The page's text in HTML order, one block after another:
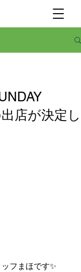
店が決定し
フまほです✨